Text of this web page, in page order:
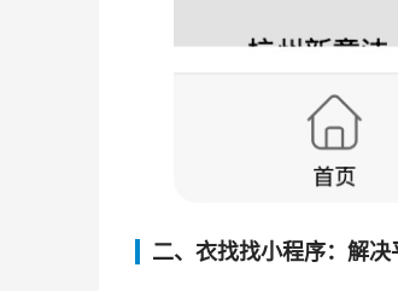
二、衣找找小程序：解